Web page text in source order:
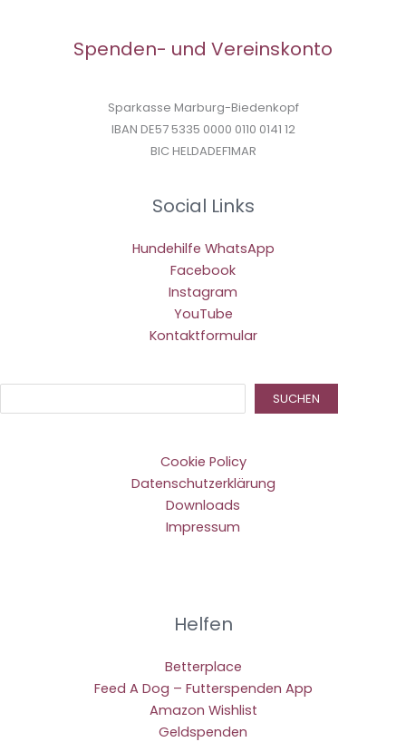
Spenden- und Vereinskonto
Sparkasse Marburg-Biedenkopf
IBAN DE57 5335 0000 0110 0141 12
BIC HELDADEF1MAR
Social Links
Hundehilfe WhatsApp
Facebook
Instagram
YouTube
Kontaktformular
SUCHEN
Cookie Policy
Datenschutzerklärung
Downloads
Impressum
Helfen
Betterplace
Feed A Dog – Futterspenden App
Amazon Wishlist
Geldspenden